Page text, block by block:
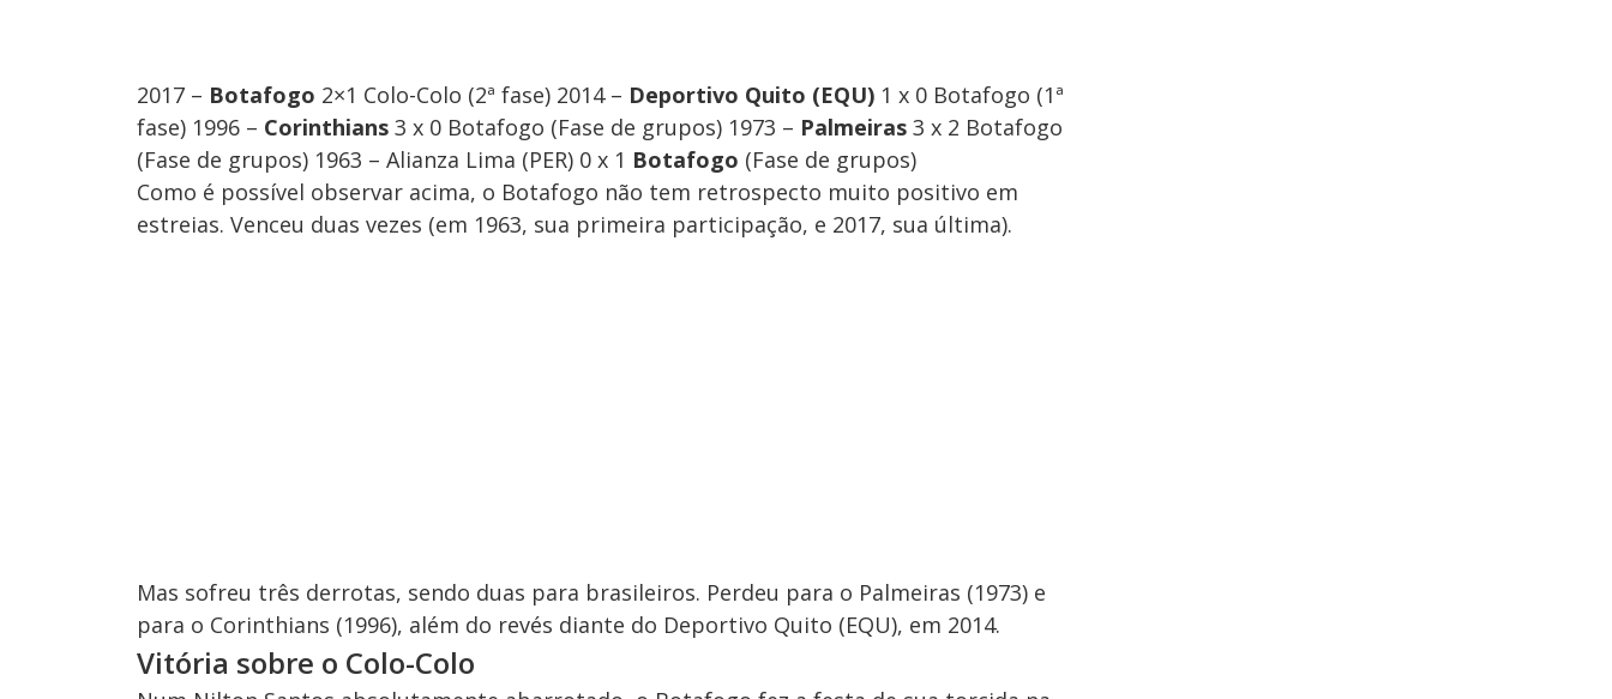
2017 – Botafogo 2×1 Colo-Colo (2ª fase) 2014 – Deportivo Quito (EQU) 1 x 0 Botafogo (1ª
fase) 1996 – Corinthians 3 x 0 Botafogo (Fase de grupos) 1973 – Palmeiras 3 x 2 Botafogo
(Fase de grupos) 1963 – Alianza Lima (PER) 0 x 1 Botafogo (Fase de grupos)
Como é possível observar acima, o Botafogo não tem retrospecto muito positivo em
estreias. Venceu duas vezes (em 1963, sua primeira participação, e 2017, sua última).
Mas sofreu três derrotas, sendo duas para brasileiros. Perdeu para o Palmeiras (1973) e
para o Corinthians (1996), além do revés diante do Deportivo Quito (EQU), em 2014.
Vitória sobre o Colo-Colo